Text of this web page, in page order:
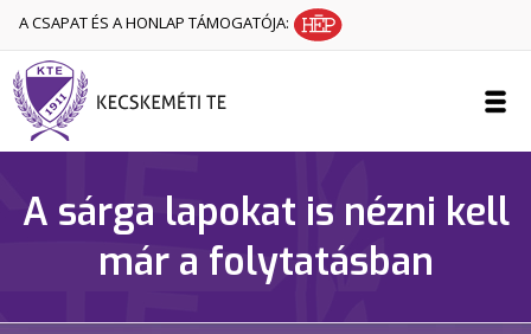
A CSAPAT ÉS A HONLAP TÁMOGATÓJA:
A sárga lapokat is nézni kell
már a folytatásban